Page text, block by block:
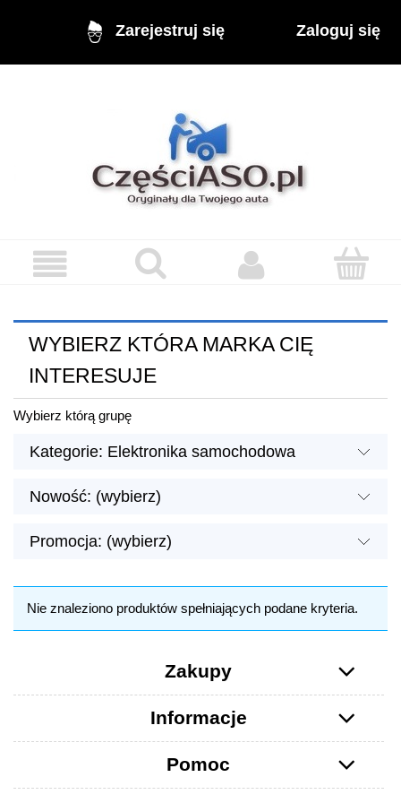
Zarejestruj się Zaloguj się
WYBIERZ KTÓRA MARKA CIĘ
INTERESUJE
Wybierz którą grupę
Kategorie: Elektronika samochodowa
Nowość: (wybierz)
Promocja: (wybierz)
Nie znaleziono produktów spełniających podane kryteria.
Zakupy
Informacje
Pomoc